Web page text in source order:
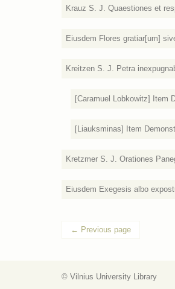
Krauz S. J. Quaestiones et
Eiusdem Flores gratiar[um]
Kreitzen S. J. Petra
[Caramuel Lobkowitz] Item
[Liauksminas] Item
Kretzmer S. J. Orationes
Eiusdem Exegesis albo
← Previous page
© Vilnius University Library